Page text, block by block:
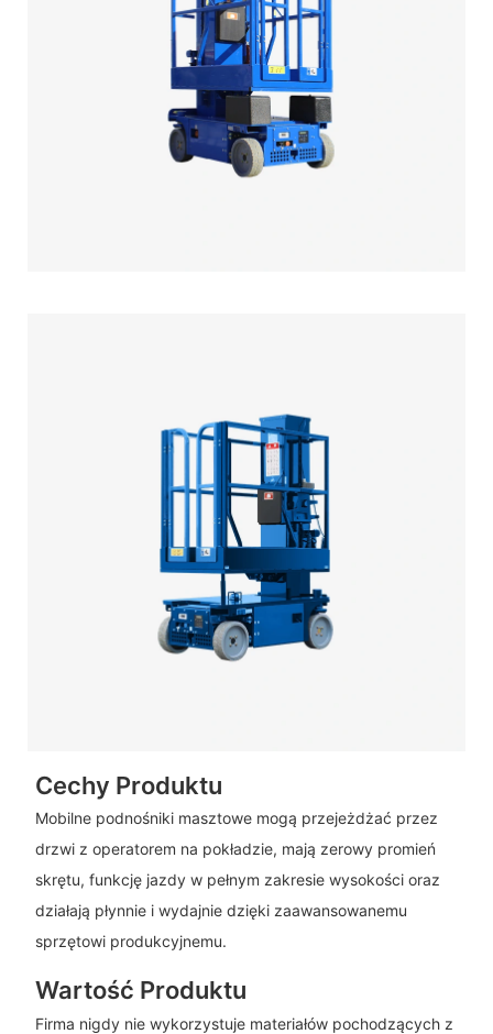
Cechy Produktu
Mobilne podnośniki masztowe mogą przejeżdżać przez
drzwi z operatorem na pokładzie, mają zerowy promień
skrętu, funkcję jazdy w pełnym zakresie wysokości oraz
działają płynnie i wydajnie dzięki zaawansowanemu
sprzętowi produkcyjnemu.
Wartość Produktu
Firma nigdy nie wykorzystuje materiałów pochodzących z